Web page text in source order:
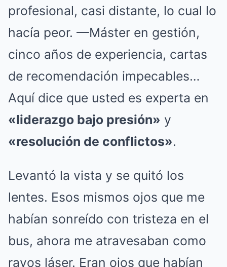
profesional, casi distante, lo cual lo
hacía peor. —Máster en gestión,
cinco años de experiencia, cartas
de recomendación impecables…
Aquí dice que usted es experta en
«liderazgo bajo presión» y
«resolución de conflictos».
Levantó la vista y se quitó los
lentes. Esos mismos ojos que me
habían sonreído con tristeza en el
bus, ahora me atravesaban como
rayos láser. Eran ojos que habían